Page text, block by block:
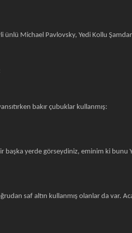
ünlü Michael Pavlovsky, Yedi Kollu
bakır çubuklar kullanmış:
yerde görseydiniz, eminim ki bunu
saf altın kullanmış olanlar da var.